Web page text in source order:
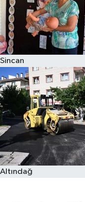
Sincan
Altındağ